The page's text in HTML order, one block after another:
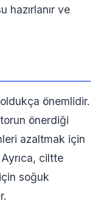
hazırlanır ve
önemlidir.
önerdiği
azaltmak için
ciltte
soğuk